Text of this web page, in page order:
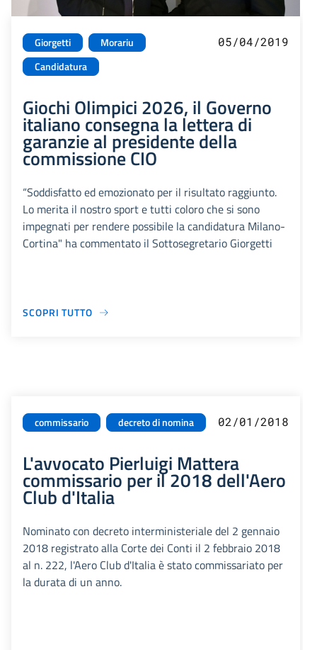
Giorgetti
Morariu
Candidatura
05/04/2019
Giochi Olimpici 2026, il Governo
italiano consegna la lettera di
garanzie al presidente della
commissione CIO
“Soddisfatto ed emozionato per il risultato raggiunto.
Lo merita il nostro sport e tutti coloro che si sono
impegnati per rendere possibile la candidatura Milano-
Cortina" ha commentato il Sottosegretario Giorgetti
SCOPRI TUTTO
commissario decreto di nomina 02/01/2018
L'avvocato Pierluigi Mattera
commissario per il 2018 dell'Aero
Club d'Italia
Nominato con decreto interministeriale del 2 gennaio
2018 registrato alla Corte dei Conti il 2 febbraio 2018
al n. 222, l'Aero Club d'Italia è stato commissariato per
la durata di un anno.